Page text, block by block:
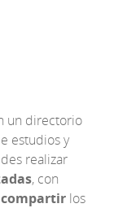
un directorio
estudios y
realizar
, con
los